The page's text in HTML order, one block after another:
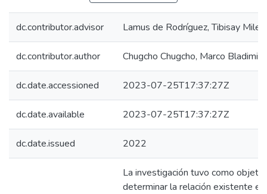
dc.contributor.advisor Lamus de Rodríguez, Tibisay
dc.contributor.author Chugcho Chugcho, Marco Bladimir
dc.date.accessioned 2023-07-25T17:37:27Z
dc.date.available 2023-07-25T17:37:27Z
dc.date.issued 2022
La investigación tuvo como
determinar la relación existente